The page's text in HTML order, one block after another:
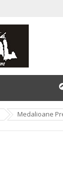
Medalioane